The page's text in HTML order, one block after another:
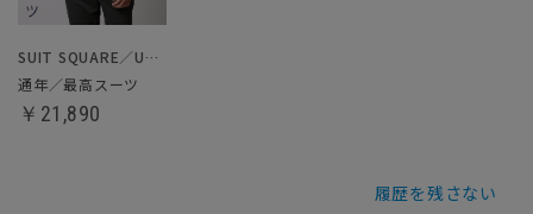
SUIT SQUARE／UNIVERSAL LANGUAGE
通年／最高スーツ
￥21,890
履歴を残さない